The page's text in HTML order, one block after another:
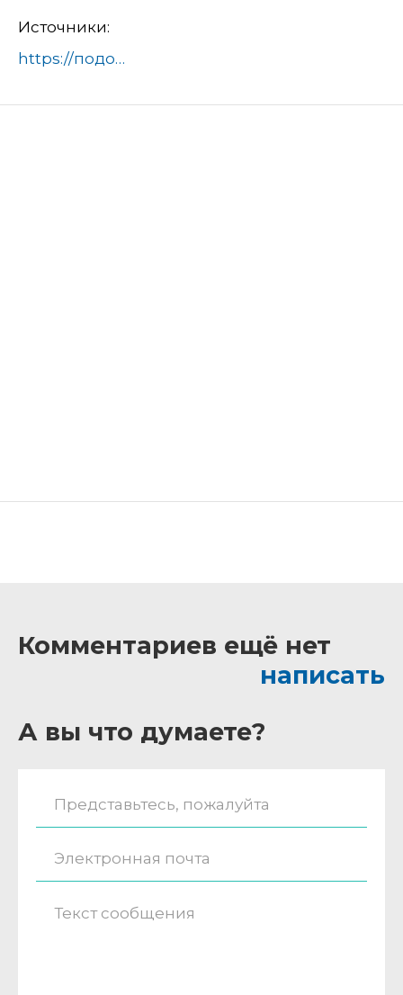
Источники:
https://подольск-администрация.рф/dve-linii-ulichnogo-osveshheniya-protyazhennostyu-1-500-m-postroili-v-podolske/
Комментариев ещё нет
написать
А вы что думаете?